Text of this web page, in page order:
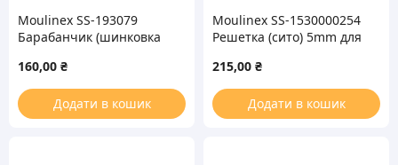
Moulinex SS-193079
Барабанчик (шинковка
HV4
160,00 ₴
Додати в кошик
Moulinex SS-1530000254
Решетка (сито) 5mm для
выступами)
215,00 ₴
Додати в кошик